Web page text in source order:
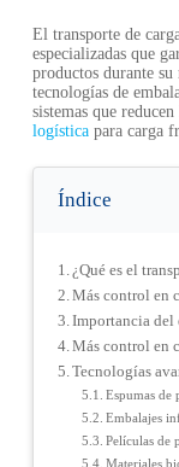
El transporte de
especializadas que
productos durante
tecnologías de
sistemas que
logísticapara carga
Índice
¿Qué es el
Más control en
Importancia del
Más control en
Tecnologías
Espumas de
Embalajes
Películas de
Materiales